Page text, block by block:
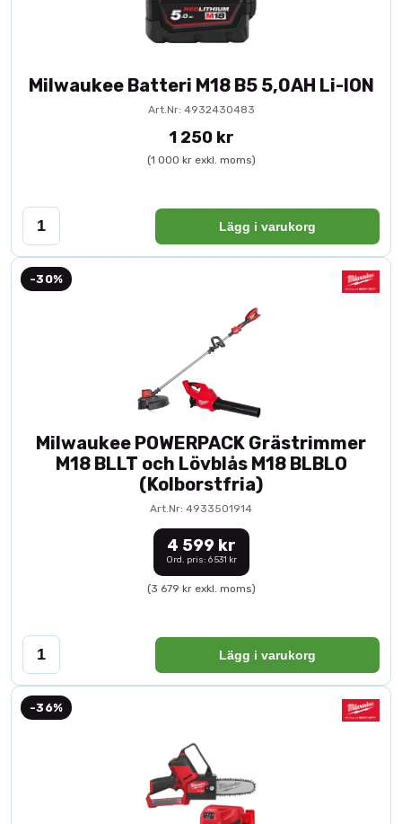
Milwaukee Batteri M18 B5 5,0AH Li-ION
Art.Nr: 4932430483
1 250 kr
(1 000 kr exkl. moms)
Lägg i varukorg
-30%
Milwaukee POWERPACK Grästrimmer
M18 BLLT och Lövblås M18 BLBLO
(Kolborstfria)
Art.Nr: 4933501914
4 599 kr
Ord. pris: 6 531 kr
(3 679 kr exkl. moms)
Lägg i varukorg
-36%